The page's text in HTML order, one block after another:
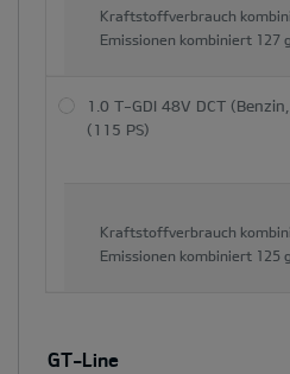
Kraftstoffverbrauch
Emissionen kombiniert 127
1.0 T-GDI 48V DCT
(115 PS)
Kraftstoffverbrauch
Emissionen kombiniert 125
GT-Line